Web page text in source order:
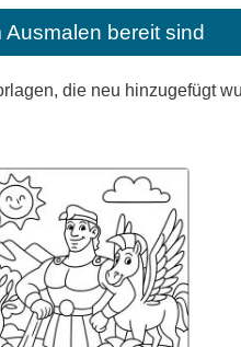
bereit sind
die neu hinzugefügt